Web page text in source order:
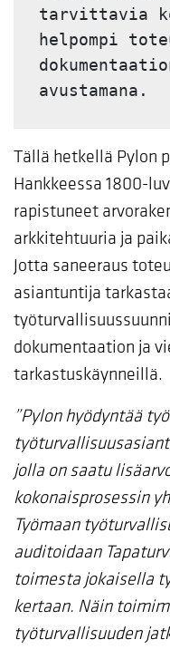
tarvittavia
helpompi
avustamana.
Tällä hetkellä Pylon
Hankkeessa 1800-
rapistuneet
arkkitehtuuria ja
Jotta saneeraus
asiantuntija
dokumentaation ja
tarkastuskäynneillä.
”Pylon hyödyntää
jolla on saatu
kokonaisprosessin
Työmaan
auditoidaan
toimesta jokaisella
kertaan. Näin
työturvallisuuden